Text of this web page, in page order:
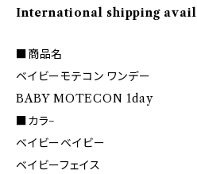
International shipping
■商品名
ベイビーモテコン ワンデー
BABY MOTECON 1day
■カラ−
ベイビーベイビー
ベイビーフェイス